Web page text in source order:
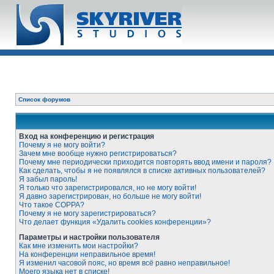
Список форумов
Вход на конференцию и регистрация
Почему я не могу войти?
Зачем мне вообще нужно регистрироваться?
Почему мне периодически приходится повторять ввод имени и пароля?
Как сделать, чтобы я не появлялся в списке активных пользователей?
Я забыл пароль!
Я только что зарегистрировался, но не могу войти!
Я давно зарегистрирован, но больше не могу войти!
Что такое COPPA?
Почему я не могу зарегистрироваться?
Что делает функция «Удалить cookies конференции»?
Параметры и настройки пользователя
Как мне изменить мои настройки?
На конференции неправильное время!
Я изменил часовой пояс, но время всё равно неправильное!
Моего языка нет в списке!